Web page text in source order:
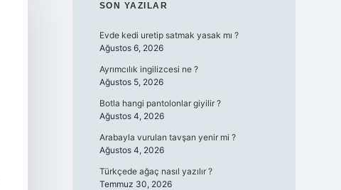
SIDEBAR
SON YAZILAR
Evde kedi uretip satmak yasak mı ?
Ağustos 6, 2026
Ayrımcılık ingilizcesi ne ?
Ağustos 5, 2026
Botla hangi pantolonlar giyilir ?
Ağustos 4, 2026
Arabayla vurulan tavşan yenir mi ?
Ağustos 4, 2026
Türkçede ağaç nasıl yazılır ?
Temmuz 30, 2026